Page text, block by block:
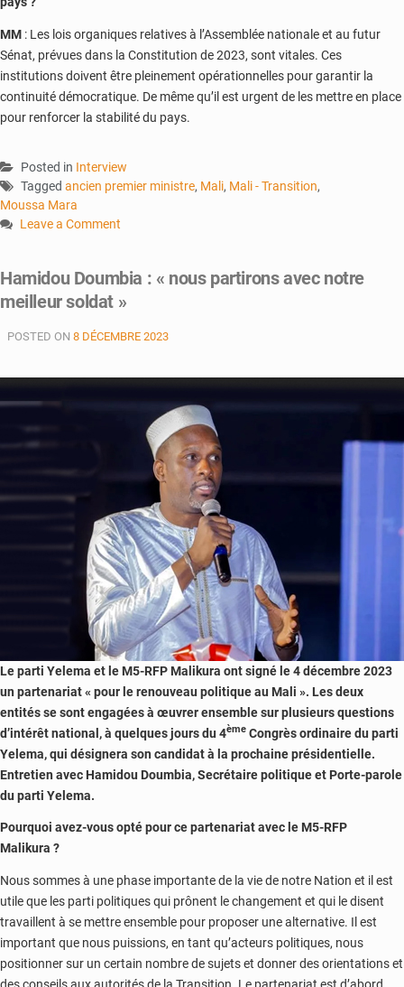
MM : Les lois organiques relatives à l’Assemblée nationale et au futur
Sénat, prévues dans la Constitution de 2023, sont vitales. Ces
institutions doivent être pleinement opérationnelles pour garantir la
continuité démocratique. De même qu’il est urgent de les mettre en place
pour renforcer la stabilité du pays.
Posted in Interview
Tagged ancien premier ministre, Mali, Mali - Transition,
Moussa Mara
Leave a Comment
Mara :
« La
a
à
Maliens,
elle
Hamidou Doumbia : « nous partirons avec notre
meilleur soldat »
POSTED ON 8 DÉCEMBRE 2023
Le parti Yelema et le M5-RFP Malikura ont signé le 4 décembre 2023
un partenariat « pour le renouveau politique au Mali ». Les deux
entités se sont engagées à œuvrer ensemble sur plusieurs questions
d’intérêt national, à quelques jours du 4ème Congrès ordinaire du parti
Yelema, qui désignera son candidat à la prochaine présidentielle.
Entretien avec Hamidou Doumbia, Secrétaire politique et Porte-parole
du parti Yelema.
Pourquoi avez-vous opté pour ce partenariat avec le M5-RFP
Malikura ?
Nous sommes à une phase importante de la vie de notre Nation et il est
utile que les parti politiques qui prônent le changement et qui le disent
travaillent à se mettre ensemble pour proposer une alternative. Il est
important que nous puissions, en tant qu’acteurs politiques, nous
positionner sur un certain nombre de sujets et donner des orientations et